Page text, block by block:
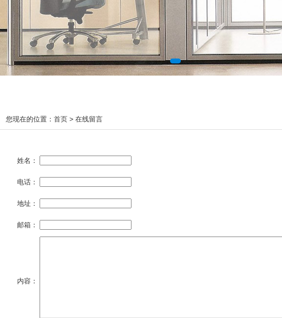
您现在的位置： 首页 > 在线留言
姓名：
电话：
地址：
邮箱：
内容：